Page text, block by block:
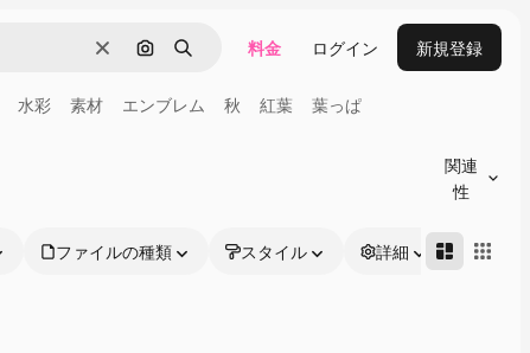
消去 画像で検索
検索 料金 ログイン 新規登録
水彩 素材 エンブレム 秋 紅葉 葉っぱ
関連
性
ファイルの種類 スタイル 詳細